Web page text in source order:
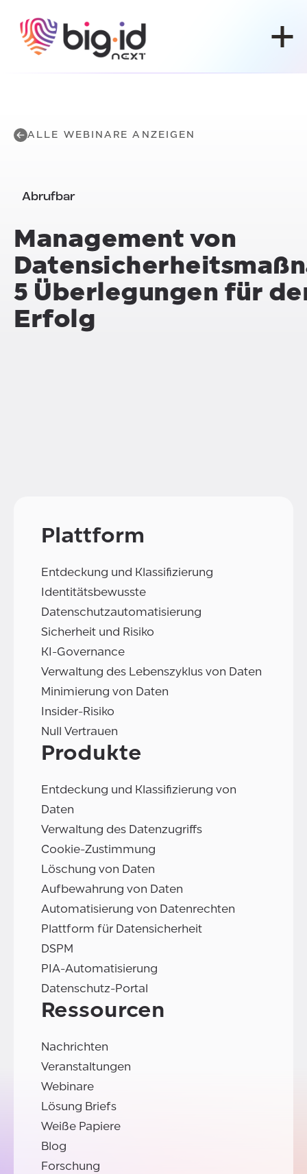
ALLE WEBINARE ANZEIGEN
Abrufbar
Management von
5 Überlegungen für
Erfolg
Plattform
Entdeckung und Klassifizierung
Identitätsbewusste
Datenschutzautomatisierung
Sicherheit und Risiko
KI-Governance
Verwaltung des Lebenszyklus von Daten
Minimierung von Daten
Insider-Risiko
Null Vertrauen
Produkte
Entdeckung und Klassifizierung von
Daten
Verwaltung des Datenzugriffs
Cookie-Zustimmung
Löschung von Daten
Aufbewahrung von Daten
Automatisierung von Datenrechten
Plattform für Datensicherheit
DSPM
PIA-Automatisierung
Datenschutz-Portal
Ressourcen
Nachrichten
Veranstaltungen
Webinare
Lösung Briefs
Weiße Papiere
Blog
Forschung